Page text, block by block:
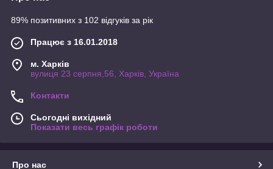
89% позитивних з 102 відгуків за рік
Працює з 16.01.2018
м. Харків
вулиця 23 серпня,56, Харків, Україна
Контакти
Сьогодні вихідний
Показати весь графік роботи
Про нас